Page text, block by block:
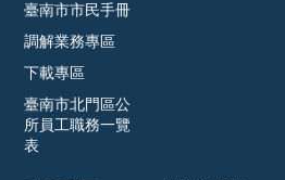
臺南市市民手冊
調解業務專區
下載專區
臺南市北門區公
所員工職務一覽
表